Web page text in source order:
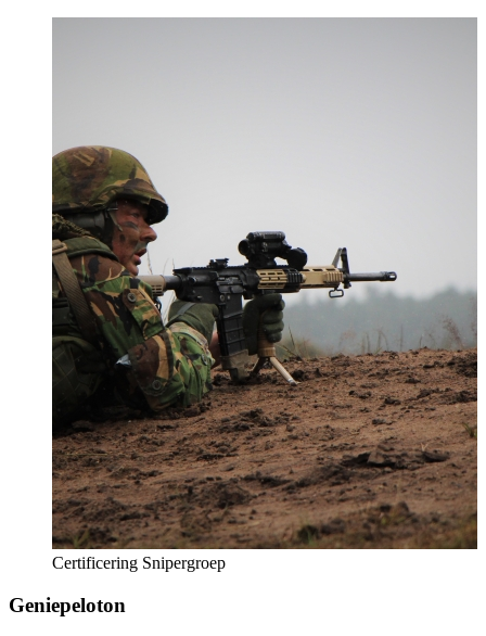
Certificering Snipergroep
Geniepeloton